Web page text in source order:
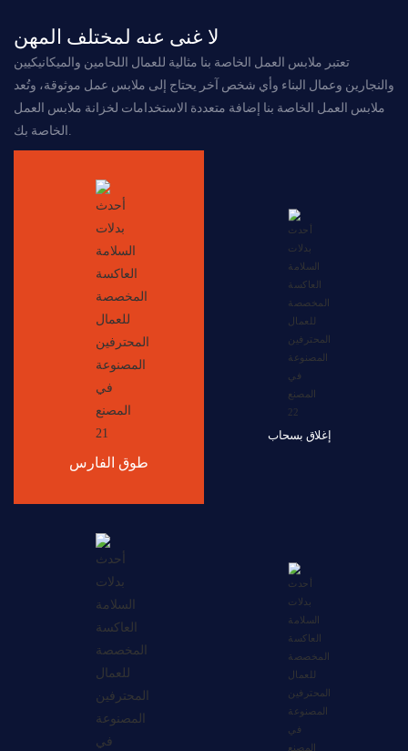
لا غنى عنه لمختلف المهن
تعتبر ملابس العمل الخاصة بنا مثالية للعمال اللحامين والميكانيكيين
والنجارين وعمال البناء وأي شخص آخر يحتاج إلى ملابس عمل موثوقة، وتُعد
ملابس العمل الخاصة بنا إضافة متعددة الاستخدامات لخزانة ملابس العمل
طوق الفارس
إغلاق بسحاب